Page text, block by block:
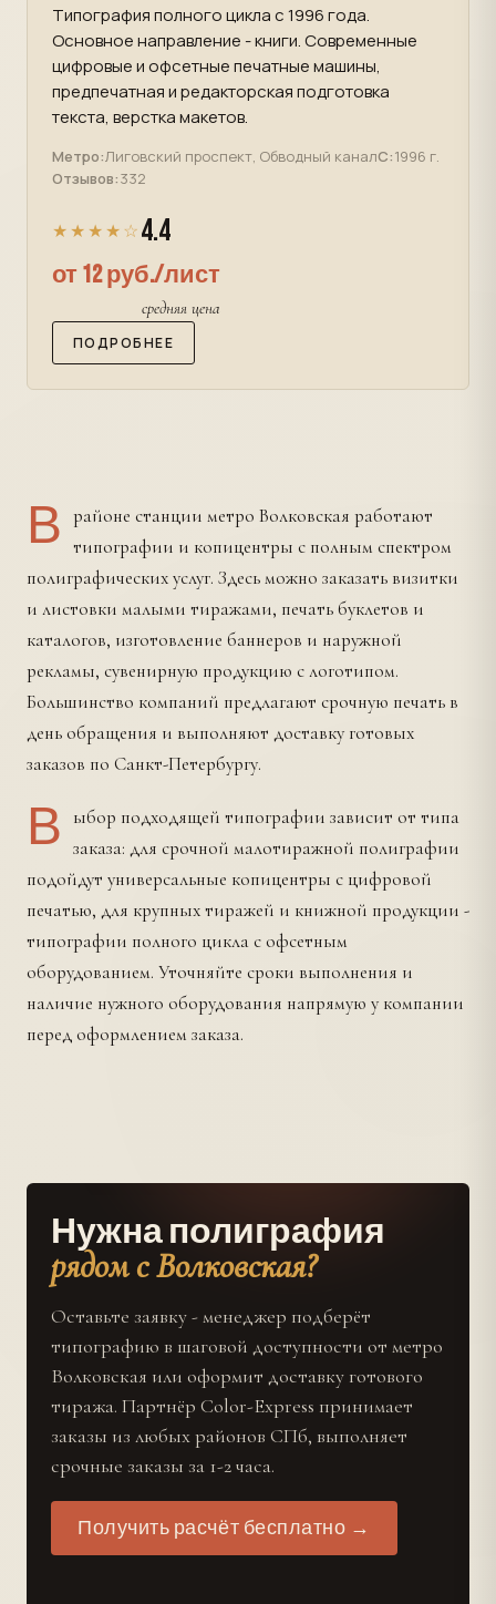
Типография полного цикла с 1996 года.
Основное направление - книги. Современные
цифровые и офсетные печатные машины,
предпечатная и редакторская подготовка
текста, верстка макетов.
Метро:Лиговский проспект, Обводный каналС:1996 г.
Отзывов:332
★★★★☆ 4.4
от 12 руб./лист
средняя цена
ПОДРОБНЕЕ
В районе станции метро Волковская работают
типографии и копицентры с полным спектром
полиграфических услуг. Здесь можно заказать визитки
и листовки малыми тиражами, печать буклетов и
каталогов, изготовление баннеров и наружной
рекламы, сувенирную продукцию с логотипом.
Большинство компаний предлагают срочную печать в
день обращения и выполняют доставку готовых
заказов по Санкт-Петербургу.
В
ыбор подходящей типографии зависит от типа
заказа: для срочной малотиражной полиграфии
подойдут универсальные копицентры с цифровой
печатью, для крупных тиражей и книжной продукции -
типографии полного цикла с офсетным
оборудованием. Уточняйте сроки выполнения и
наличие нужного оборудования напрямую у компании
перед оформлением заказа.
Нужна полиграфия
рядом с Волковская?
Оставьте заявку - менеджер подберёт
типографию в шаговой доступности от метро
Волковская или оформит доставку готового
тиража. Партнёр Color-Express принимает
заказы из любых районов СПб, выполняет
срочные заказы за 1-2 часа.
Получить расчёт бесплатно →